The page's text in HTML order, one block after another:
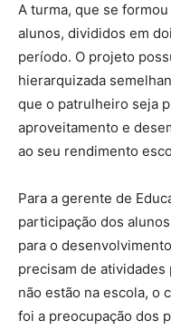
A turma, que se
alunos, divididos em
período. O projeto
hierarquizada
que o patrulheiro seja
aproveitamento e
ao seu rendimento
Para a gerente de
participação dos
para o
precisam de
não estão na escola, o
foi a preocupação dos